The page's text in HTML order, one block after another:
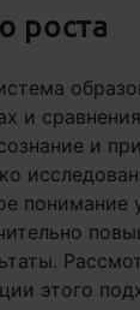
роста
и
и
понимание
этого